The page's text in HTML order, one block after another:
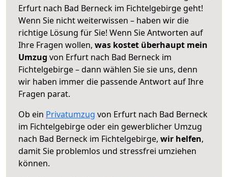
Erfurt nach Bad Berneck im Fichtelgebirge geht!
Wenn Sie nicht weiterwissen – haben wir die
richtige Lösung für Sie! Wenn Sie Antworten auf
Ihre Fragen wollen, was kostet überhaupt mein
Umzug von Erfurt nach Bad Berneck im
Fichtelgebirge – dann wählen Sie sie uns, denn
wir haben immer die passende Antwort auf Ihre
Fragen parat.
Ob ein Privatumzug von Erfurt nach Bad Berneck
im Fichtelgebirge oder ein gewerblicher Umzug
nach Bad Berneck im Fichtelgebirge, wir helfen,
damit Sie problemlos und stressfrei umziehen
können.